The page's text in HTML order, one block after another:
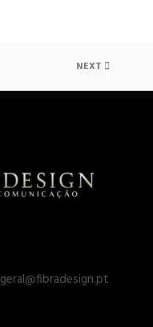
NEXT
geral@fibradesign.pt